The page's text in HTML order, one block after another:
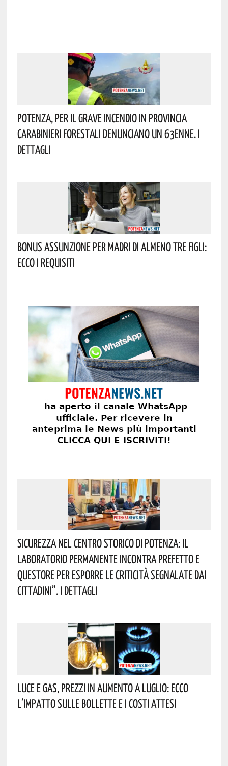
Potenza, Per Il Grave Incendio In Provincia
Carabinieri Forestali Denunciano Un 63enne. I
Dettagli
Bonus Assunzione Per Madri Di Almeno Tre Figli:
Ecco I Requisiti
Sicurezza Nel Centro Storico Di Potenza: Il
Laboratorio Permanente Incontra Prefetto E
Questore Per Esporre Le Criticità Segnalate Dai
Cittadini”. I Dettagli
Luce E Gas, Prezzi In Aumento A Luglio: Ecco
L’impatto Sulle Bollette E I Costi Attesi